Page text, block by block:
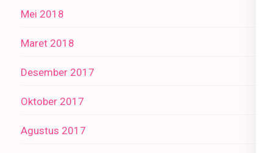
Mei 2018
Maret 2018
Desember 2017
Oktober 2017
Agustus 2017